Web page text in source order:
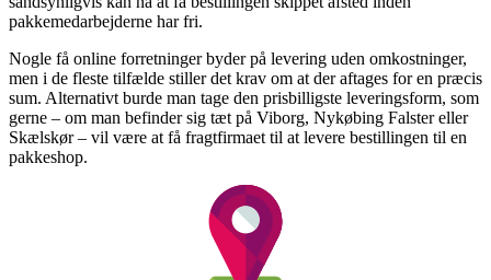
pakkemedarbejderne har fri.
Nogle få online forretninger byder på levering uden omkostninger,
men i de fleste tilfælde stiller det krav om at der aftages for en præcis
sum. Alternativt burde man tage den prisbilligste leveringsform, som
gerne – om man befinder sig tæt på Viborg, Nykøbing Falster eller
Skælskør – vil være at få fragtfirmaet til at levere bestillingen til en
pakkeshop.